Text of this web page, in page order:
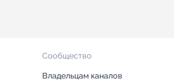
Сообщество
Владельцам каналов